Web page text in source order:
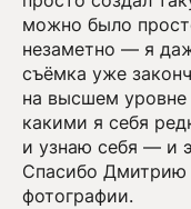
можно было
незаметно — я
съёмка уже
на высшем
какими я себя
и узнаю себя — и
Спасибо Дмитрию
фотографии.